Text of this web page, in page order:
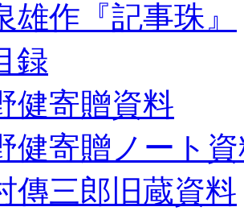
雄作『記事珠』
録
健寄贈資料
健寄贈ノート
傳三郎旧蔵資料